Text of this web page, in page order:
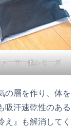
ーマー他シリーズ
の層を作り、体を
吸汗速乾性のある
え』も解消してく